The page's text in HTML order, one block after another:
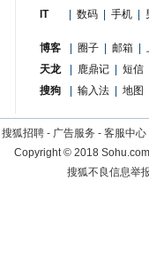
IT
数码 手机
博客 圈子 邮箱
天龙
鹿鼎记
短信
搜狗
输入法 地图
搜狐招聘 - 广告服务 - 客服中心
Copyright©2018
搜狐不良信息举